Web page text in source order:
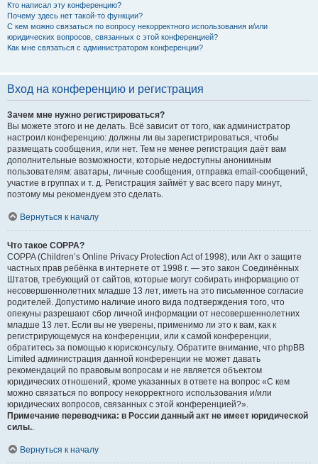
Кто написал эту конференцию?
Почему здесь нет такой-то функции?
С кем можно связаться по вопросу некорректного использования и/или
юридических вопросов, связанных с этой конференцией?
Как мне связаться с администратором конференции?
Вход на конференцию и регистрация
Зачем мне нужно регистрироваться?
Вы можете этого и не делать. Всё зависит от того, как администратор
настроил конференцию: должны ли вы зарегистрироваться, чтобы
размещать сообщения, или нет. Тем не менее регистрация даёт вам
дополнительные возможности, которые недоступны анонимным
пользователям: аватары, личные сообщения, отправка email-сообщений,
участие в группах и т. д. Регистрация займёт у вас всего пару минут,
поэтому мы рекомендуем это сделать.
Вернуться к началу
Что такое COPPA?
COPPA (Children’s Online Privacy Protection Act of 1998), или Акт о защите
частных прав ребёнка в интернете от 1998 г. — это закон Соединённых
Штатов, требующий от сайтов, которые могут собирать информацию от
несовершеннолетних младше 13 лет, иметь на это письменное согласие
родителей. Допустимо наличие иного вида подтверждения того, что
опекуны разрешают сбор личной информации от несовершеннолетних
младше 13 лет. Если вы не уверены, применимо ли это к вам, как к
регистрирующемуся на конференции, или к самой конференции,
обратитесь за помощью к юрисконсульту. Обратите внимание, что phpBB
Limited администрация данной конференции не может давать
рекомендаций по правовым вопросам и не является объектом
юридических отношений, кроме указанных в ответе на вопрос «С кем
можно связаться по вопросу некорректного использования и/или
юридических вопросов, связанных с этой конференцией?».
Примечание переводчика: в России данный акт не имеет юридической
силы..
Вернуться к началу